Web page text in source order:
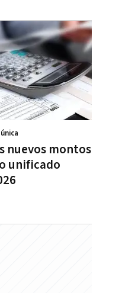
nuevos montos
unificado